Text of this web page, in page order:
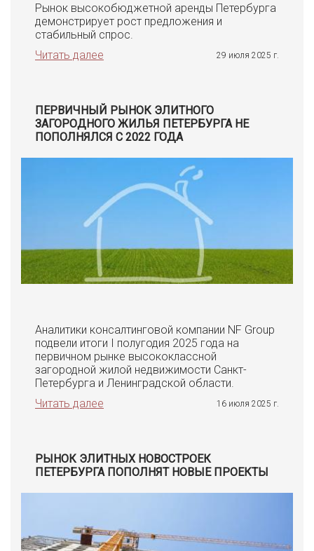
Рынок высокобюджетной аренды Петербурга
демонстрирует рост предложения и
стабильный спрос.
Читать далее
29 июля 2025 г.
ПЕРВИЧНЫЙ РЫНОК ЭЛИТНОГО
ЗАГОРОДНОГО ЖИЛЬЯ ПЕТЕРБУРГА НЕ
ПОПОЛНЯЛСЯ С 2022 ГОДА
Аналитики консалтинговой компании NF Group
подвели итоги I полугодия 2025 года на
первичном рынке высококлассной
загородной жилой недвижимости Санкт-
Петербурга и Ленинградской области.
Читать далее
16 июля 2025 г.
РЫНОК ЭЛИТНЫХ НОВОСТРОЕК
ПЕТЕРБУРГА ПОПОЛНЯТ НОВЫЕ ПРОЕКТЫ